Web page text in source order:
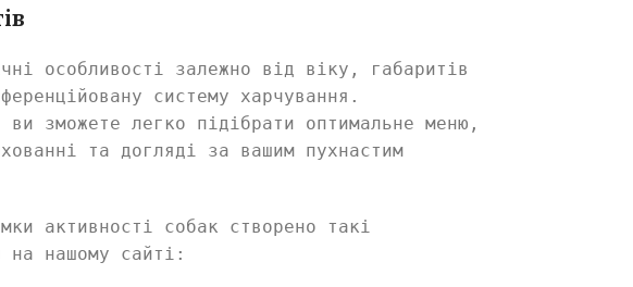
особливості залежно від віку, габаритів
систему харчування.
зможете легко підібрати оптимальне меню,
та догляді за вашим пухнастим
активності собак створено такі
на нашому сайті: